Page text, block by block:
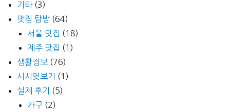
기타(3)
맛집 탐방 (64)
서울 맛집 (18)
제주 맛집 (1)
생활정보 (76)
시사엿보기
(1)
실제 후기
(5)
가구 (2)